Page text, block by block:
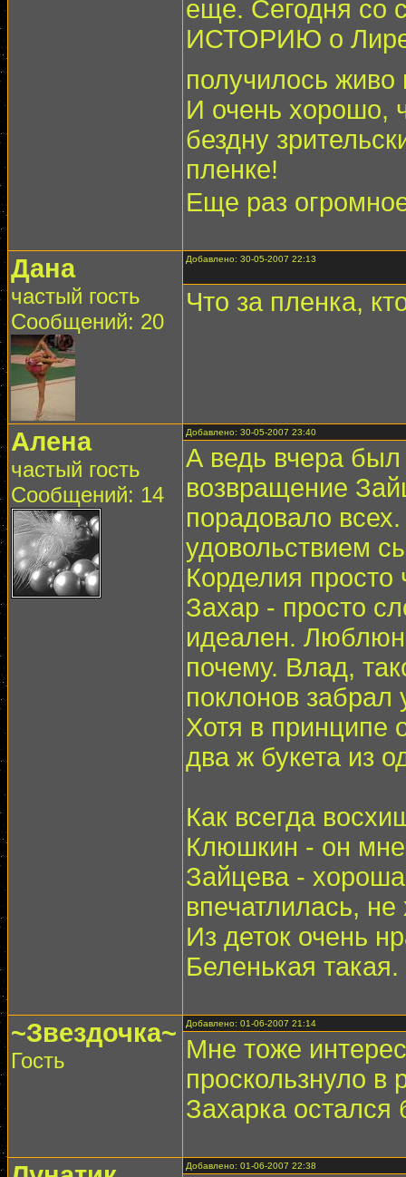
еще. Сегодня со
ИСТОРИЮ о Лире
получилось
И очень хорошо,
бездну
пленке!
Еще раз
Дана
частый гость
Сообщений: 20
Добавлено: 30-05-2007 22:13
Что за пленка,
Алена
частый гость
Сообщений: 14
Добавлено: 30-05-2007 23:40
А ведь вчера
возвращение
порадовало
удовольствием
Корделия просто
Захар - просто
идеален.
почему. Влад,
поклонов забрал
Хотя в принципе
два ж букета из
Как всегда
Клюшкин - он мне
Зайцева -
впечатлилась,
Из деток очень
Беленькая
~Звездочка~
Гость
Добавлено: 01-06-2007 21:14
Мне тоже
проскользнуло в
Захарка остался
Добавлено: 01-06-2007 22:38